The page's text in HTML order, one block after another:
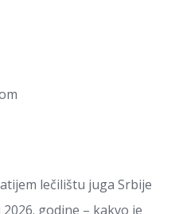
lečilištu juga Srbije
godine – kakvo je